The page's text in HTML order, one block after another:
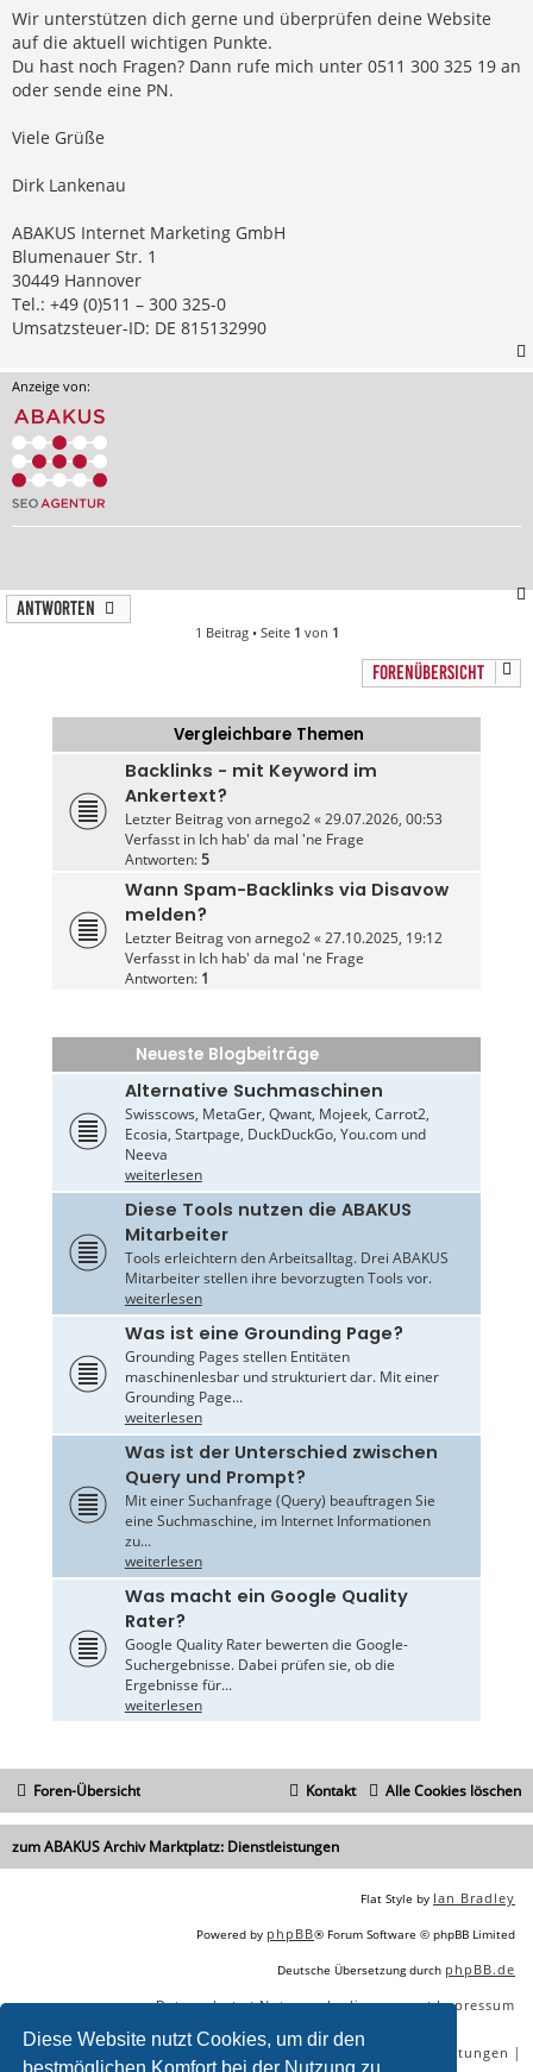
Diese Website nutzt Cookies, um dir den
bestmöglichen Komfort bei der Nutzung zu
Wir unterstützen dich gerne und überprüfen deine Website
auf die aktuell wichtigen Punkte.
Du hast noch Fragen? Dann rufe mich unter 0511 300 325 19 an
oder sende eine PN.
Viele Grüße
Dirk Lankenau
ABAKUS Internet Marketing GmbH
Blumenauer Str. 1
30449 Hannover
Tel.: +49 (0)511 – 300 325-0
Umsatzsteuer-ID: DE 815132990
Anzeige von:
Antworten
1 Beitrag • Seite 1 von 1
FORENÜBERSICHT
Vergleichbare Themen
Backlinks - mit Keyword im
Ankertext?
Letzter Beitrag vonarnego2«29.07.2026, 00:53
Verfasst in Ich hab' da mal 'ne Frage
Antworten:5
Wann Spam-Backlinks via Disavow
melden?
Letzter Beitrag vonarnego2«27.10.2025, 19:12
Verfasst in Ich hab' da mal 'ne Frage
Antworten: 1
Neueste Blogbeiträge
Alternative Suchmaschinen
Swisscows, MetaGer, Qwant, Mojeek, Carrot2,
Ecosia, Startpage, DuckDuckGo, You.com und
Neeva
weiterlesen
Diese Tools nutzen die ABAKUS
Mitarbeiter
Tools erleichtern den Arbeitsalltag. Drei ABAKUS
Mitarbeiter stellen ihre bevorzugten Tools vor.
weiterlesen
Was ist eine Grounding Page?
Grounding Pages stellen Entitäten
maschinenlesbar und strukturiert dar. Mit einer
Grounding Page...
weiterlesen
Was ist der Unterschied zwischen
Query und Prompt?
Mit einer Suchanfrage (Query) beauftragen Sie
eine Suchmaschine, im Internet Informationen
zu...
weiterlesen
Was macht ein Google Quality
Rater?
Google Quality Rater bewerten die Google-
Suchergebnisse. Dabei prüfen sie, ob die
Ergebnisse für...
weiterlesen
Foren-Übersicht Alle Cookies löschen
Kontakt
zum ABAKUS Archiv Marktplatz: Dienstleistungen
Flat Style by Ian Bradley
Powered by phpBB® Forum Software © phpBB Limited
Deutsche Übersetzung durch phpBB.de
Datenschutz|Nutzungsbedingungen|Impressum
SEO Online Tools SEO Dienstleistungen |